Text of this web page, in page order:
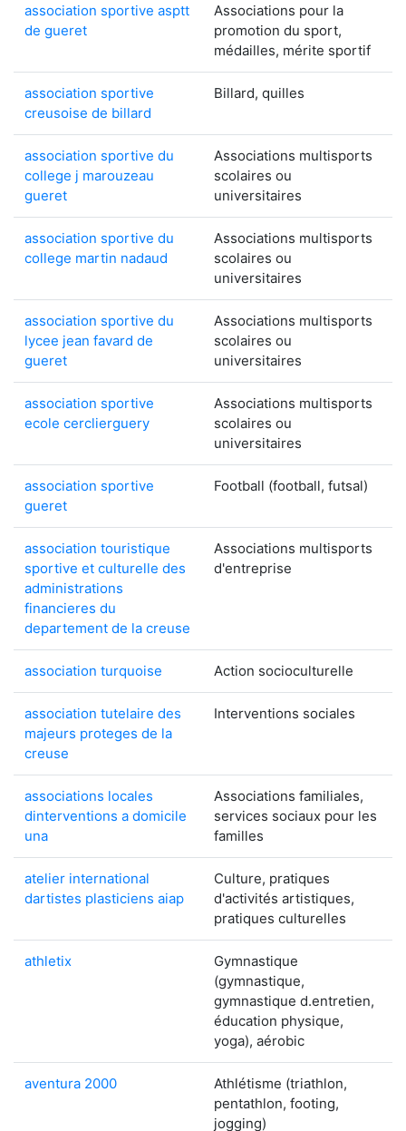
association sportive asptt
de gueret
Associations pour la
promotion du sport,
médailles, mérite sportif
association sportive
creusoise de billard
Billard, quilles
association sportive du
college j marouzeau
gueret
Associations multisports
scolaires ou
universitaires
association sportive du
college martin nadaud
Associations multisports
scolaires ou
universitaires
association sportive du
lycee jean favard de
gueret
Associations multisports
scolaires ou
universitaires
association sportive
ecole cerclierguery
Associations multisports
scolaires ou
universitaires
association sportive
gueret
Football (football, futsal)
association touristique
sportive et culturelle des
administrations
financieres du
departement de la creuse
Associations multisports
d'entreprise
association turquoise Action socioculturelle
association tutelaire des
majeurs proteges de la
creuse
Interventions sociales
associations locales
dinterventions a domicile
una
Associations familiales,
services sociaux pour les
familles
atelier international
dartistes plasticiens aiap
Culture, pratiques
d'activités artistiques,
pratiques culturelles
athletix
Gymnastique
(gymnastique,
gymnastique d.entretien,
éducation physique,
yoga), aérobic
aventura 2000
Athlétisme (triathlon,
pentathlon, footing,
jogging)